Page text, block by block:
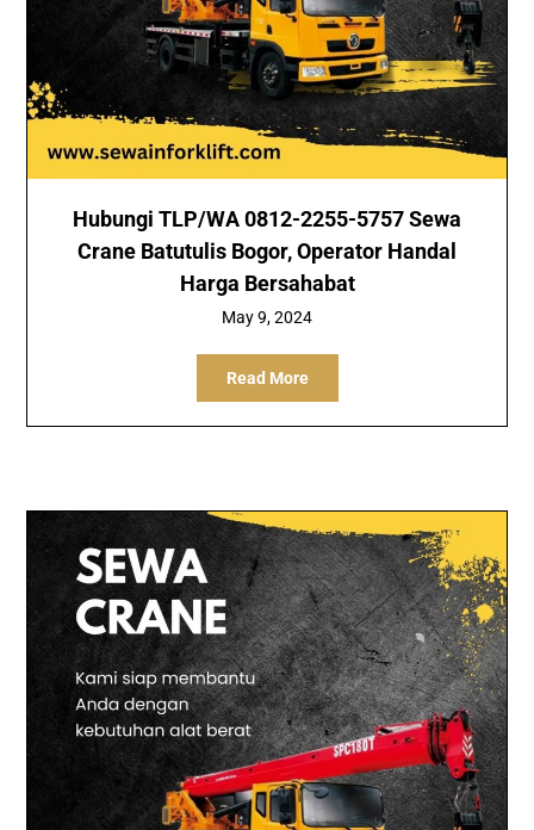
Hubungi TLP/WA 0812-2255-5757 Sewa
Crane Batutulis Bogor, Operator Handal
Harga Bersahabat
May 9, 2024
Read More